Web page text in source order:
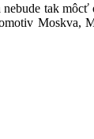
tak
Moskva,